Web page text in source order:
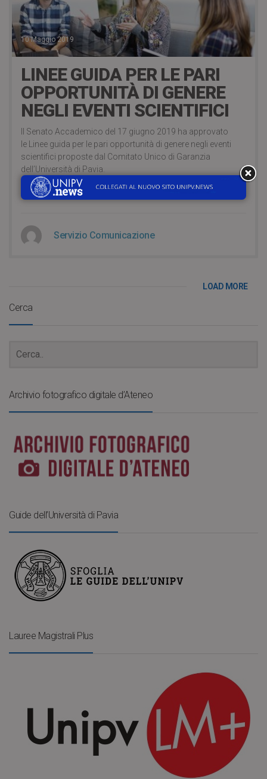
10 Maggio 2019
LINEE GUIDA PER LE PARI
OPPORTUNITÀ DI GENERE
NEGLI EVENTI SCIENTIFICI
Il Senato Accademico del 17 giugno 2019 ha approvato
le Linee guida per le pari opportunità di genere negli eventi
scientifici proposte dal Comitato Unico di Garanzia
dell’Università di Pavia.
CONTINUA A LEGGERE
Servizio Comunicazione
LOAD MORE
Cerca
Archivio fotografico digitale d’Ateneo
Guide dell’Università di Pavia
Lauree Magistrali Plus